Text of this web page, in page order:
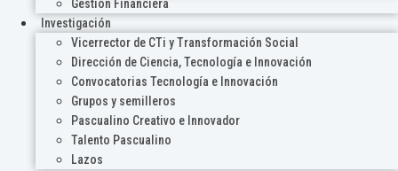
Gestión Financiera
Investigación
Vicerrector de CTi y Transformación Social
Dirección de Ciencia, Tecnología e Innovación
Convocatorias Tecnología e Innovación
Grupos y semilleros
Pascualino Creativo e Innovador
Talento Pascualino
Lazos